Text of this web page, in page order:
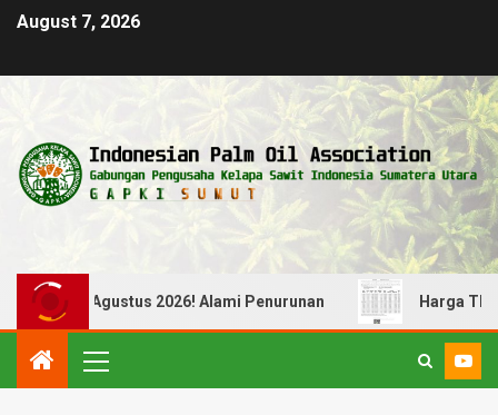
August 7, 2026
s/d 04 Agustus 2026! Alami Penurunan Harga TBS